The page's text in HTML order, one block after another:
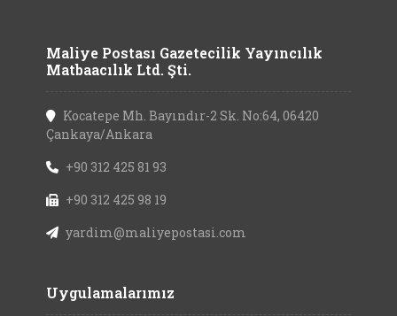
Maliye Postası Gazetecilik Yayıncılık
Matbaacılık Ltd. Şti.
Kocatepe Mh. Bayındır-2 Sk. No:64, 06420
Çankaya/Ankara
+90 312 425 81 93
+90 312 425 98 19
yardim@maliyepostasi.com
Uygulamalarımız